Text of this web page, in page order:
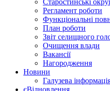
Регламент роботи
Функціональні
План роботи
Звіт селищного
Очищення влади
Вакансії
Нагородження
Новини
Галузева
єВідновлення